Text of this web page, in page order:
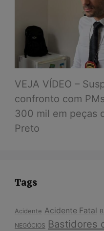
VEJA VÍDEO –
confronto com
300 mil em peças
Preto
Tags
Acidente Acidente Fatal
NEGÓCIOS Bastidores